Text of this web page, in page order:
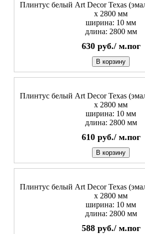
Плинтус белый Art Decor Texas
х 2800 мм
ширина: 10 мм
длина: 2800 мм
630 руб./ м.пог
В корзину
Плинтус белый Art Decor Texas
х 2800 мм
ширина: 10 мм
длина: 2800 мм
610 руб./ м.пог
В корзину
Плинтус белый Art Decor Texas
х 2800 мм
ширина: 10 мм
длина: 2800 мм
588 руб./ м.пог